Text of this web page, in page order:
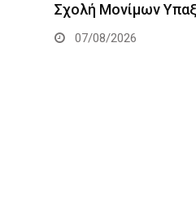
Σχολή Μονίμων
07/08/2026